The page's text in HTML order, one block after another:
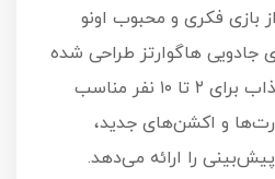
بازی فکری و محبوب اونو
جادویی هاگوارتز طراحی شده
است. این بازی کارتی جذاب برای ۲ تا ۱۰ نفر مناسب
و اکشن‌های جدید،
را ارائه می‌دهد.